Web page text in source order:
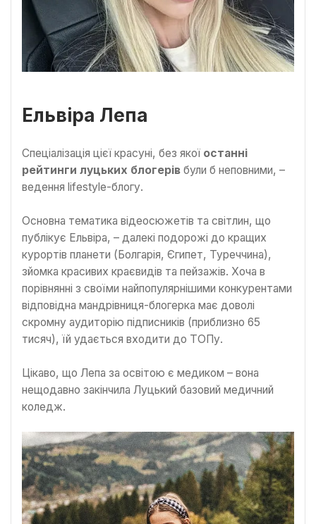
Ельвіра Лепа
Спеціалізація цієї красуні, без якої останні
рейтинги луцьких блогерів були б неповними, –
ведення lifestyle-блогу.
Основна тематика відеосюжетів та світлин, що
публікує Ельвіра, – далекі подорожі до кращих
курортів планети (Болгарія, Єгипет, Туреччина),
зйомка красивих краєвидів та пейзажів. Хоча в
порівнянні з своїми найпопулярнішими конкурентами
відповідна мандрівниця-блогерка має доволі
скромну аудиторію підписників (приблизно 65
тисяч), їй удається входити до ТОПу.
Цікаво, що Лепа за освітою є медиком – вона
нещодавно закінчила Луцький базовий медичний
коледж.